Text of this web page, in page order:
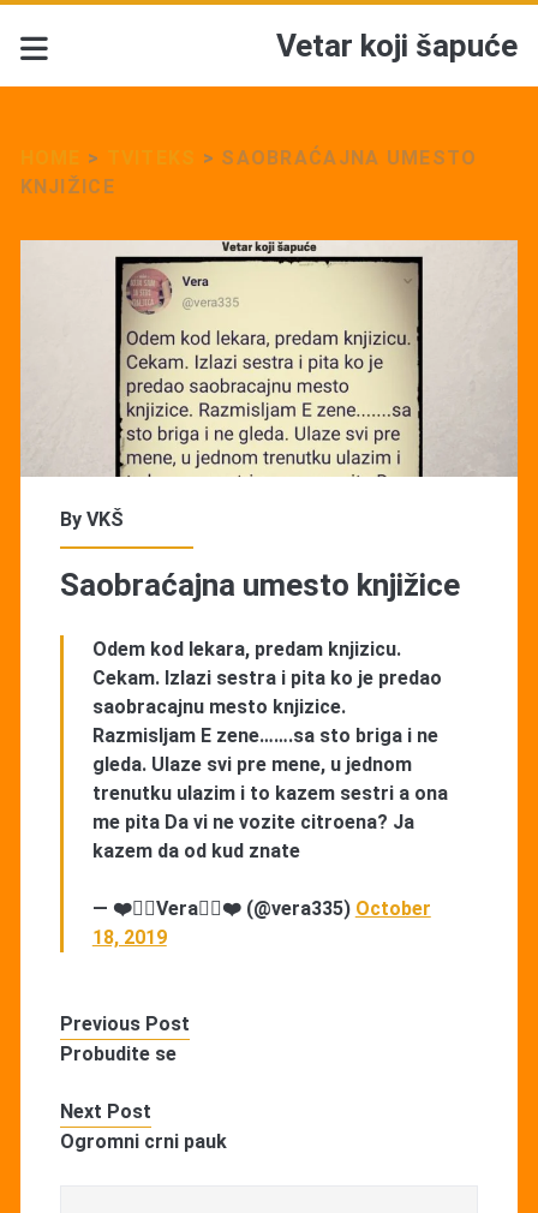
Vetar koji šapuće
> > SAOBRAĆAJNA UMESTO
KNJIŽICE
By VKŠ
Saobraćajna umesto knjižice
Odem kod lekara, predam knjizicu.
Cekam. Izlazi sestra i pita ko je predao
saobracajnu mesto knjizice.
Razmisljam E zene…….sa sto briga i ne
gleda. Ulaze svi pre mene, u jednom
trenutku ulazim i to kazem sestri a ona
me pita Da vi ne vozite citroena? Ja
kazem da od kud znate
— ❤️🧚‍♀️Vera🧚‍♀️❤️ (@vera335) October
18, 2019
Previous Post
Probudite se
Next Post
Ogromni crni pauk